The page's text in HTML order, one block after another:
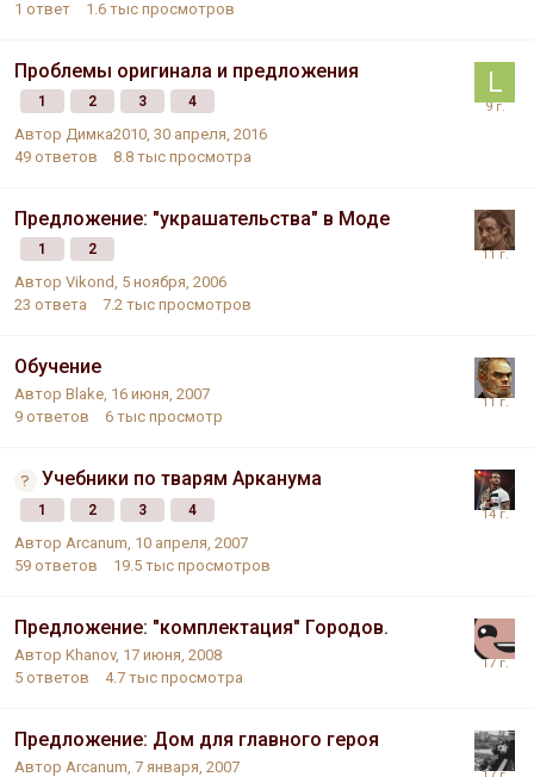
1 ответ 1.6 тыс просмотров
Проблемы оригинала и предложения
1 2 3 4
Автор Димка2010, 30 апреля, 2016
49 ответов 8.8 тыс просмотра
Предложение: "украшательства" в Моде
1 2
Автор Vikond, 5 ноября, 2006
23 ответа 7.2 тыс просмотров
Обучение
Автор Blake, 16 июня, 2007
9 ответов 6 тыс просмотр
Учебники по тварям Арканума
1 2 3 4
Автор Arcanum 10 апреля, 2007
59 ответов 19.5 тыс просмотров
Предложение: "комплектация" Городов.
Автор Khanov, 17 июня, 2008
5 ответов 4.7 тыс просмотра
Предложение: Дом для главного героя
Автор Arcanum 7 января, 2007